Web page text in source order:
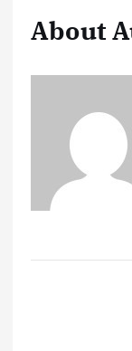
About